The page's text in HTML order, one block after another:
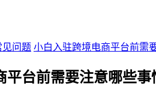
问题 小白入驻跨境电商平台前需
台前需要注意哪些事